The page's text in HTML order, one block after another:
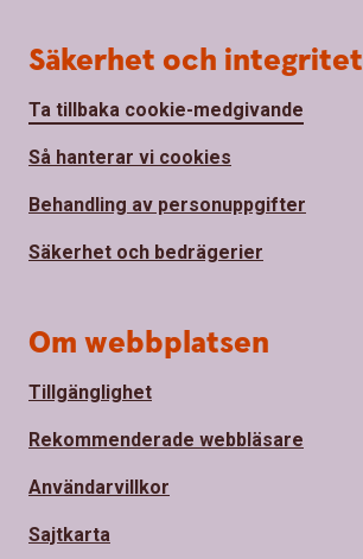
Säkerhet och integritet
Ta tillbaka cookie-medgivande
Så hanterar vi cookies
Behandling av personuppgifter
Säkerhet och bedrägerier
Om webbplatsen
Tillgänglighet
Rekommenderade webbläsare
Användarvillkor
Sajtkarta